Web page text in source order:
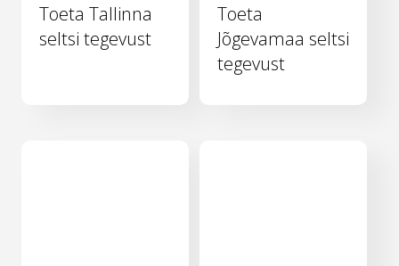
Toeta Tallinna
seltsi tegevust
Toeta
Jõgevamaa seltsi
tegevust